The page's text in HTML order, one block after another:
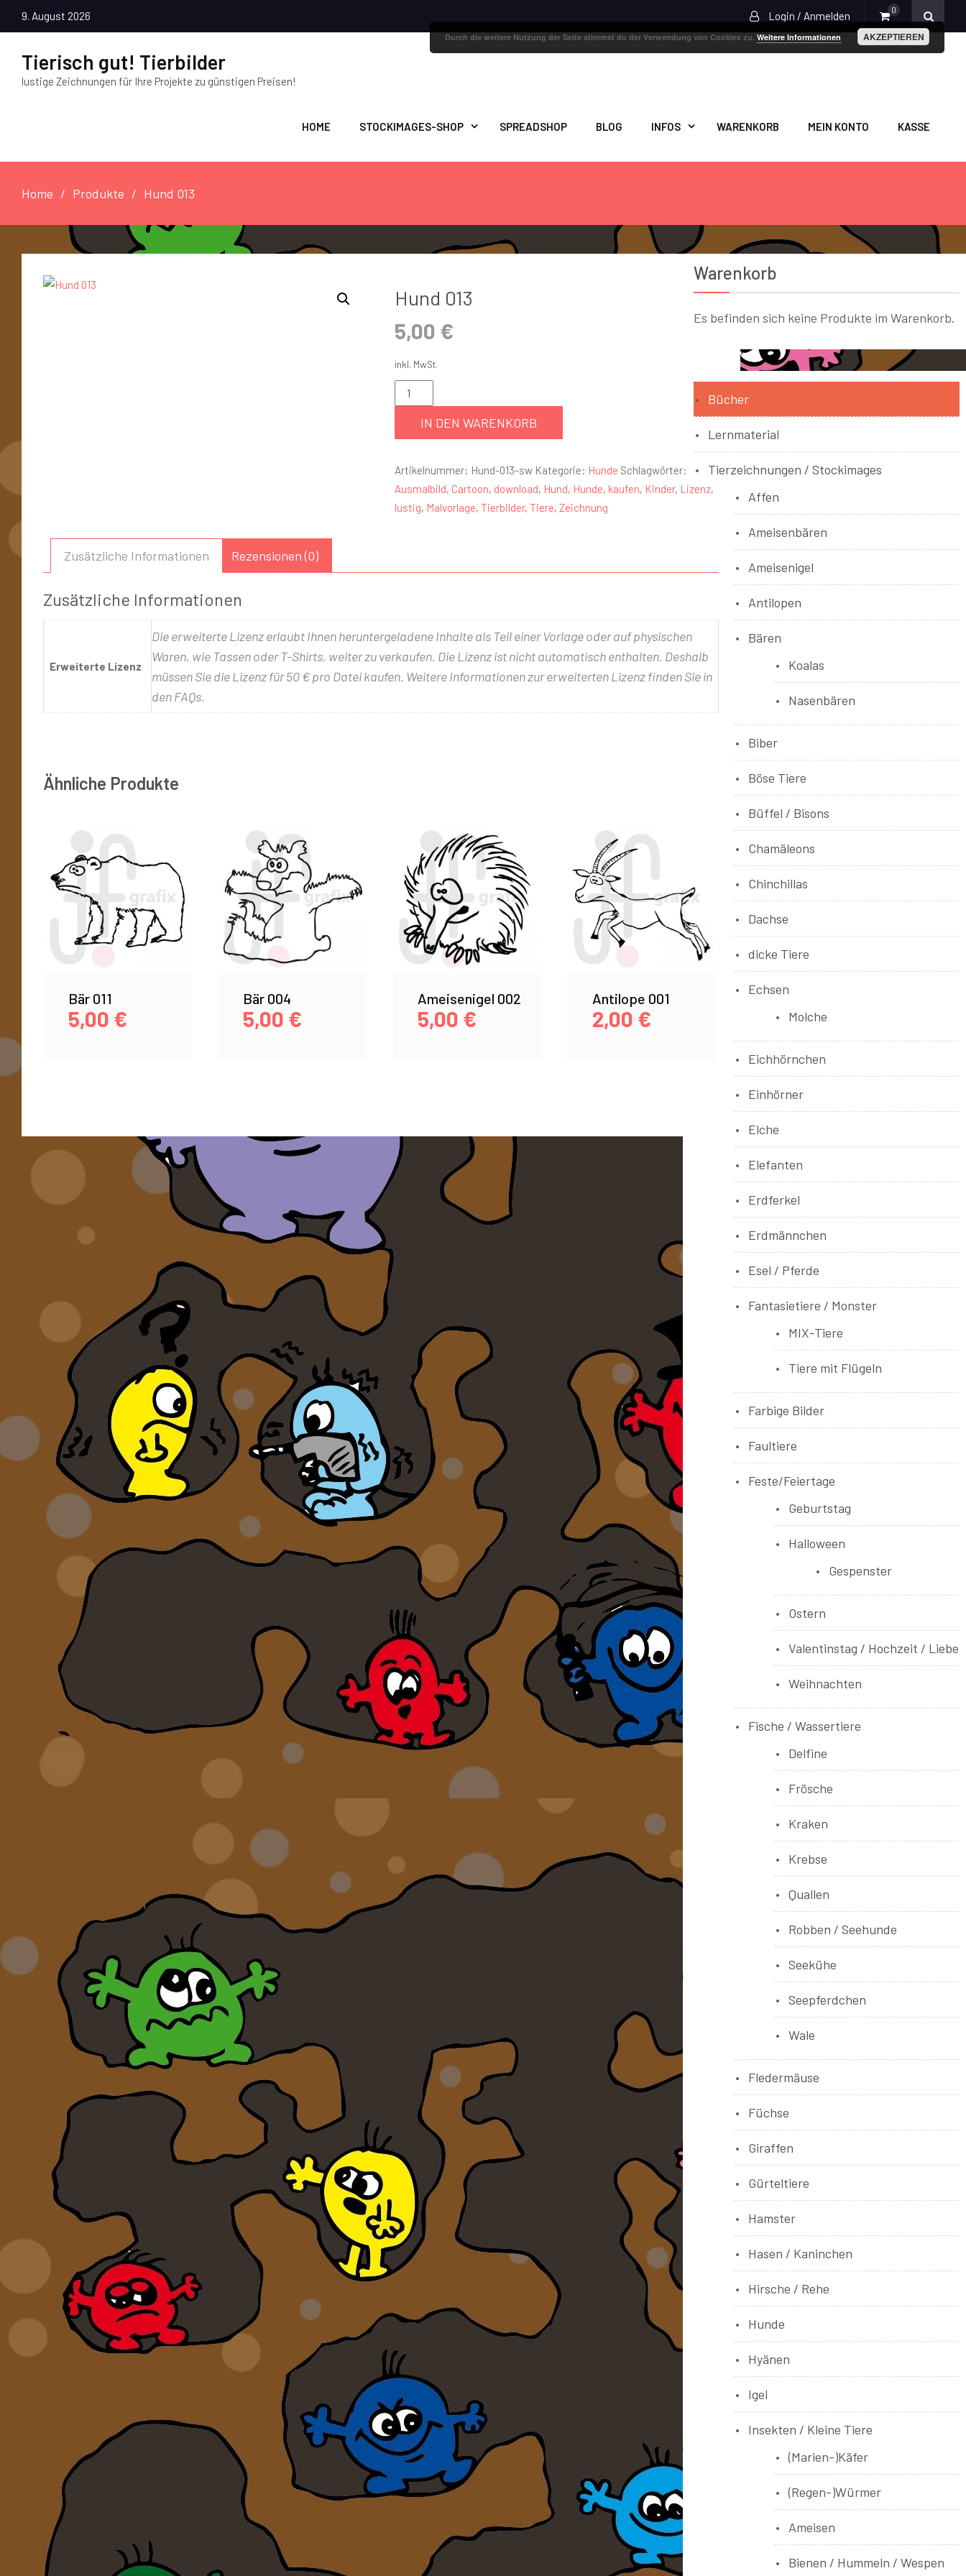
9. August 2026 Login / Anmelden 0
Tierisch gut! Tierbilder
lustige Zeichnungen für Ihre Projekte zu günstigen Preisen!
HOME STOCKIMAGES-SHOP SPREADSHOP BLOG INFOS WARENKORB MEIN KONTO KASSE
Home Produkte Hund 013
Hund 013
5,00 €
inkl. MwSt.
IN DEN WARENKORB
Artikelnummer: Hund-013-sw Kategorie: Hunde Schlagwörter:
Ausmalbild, Cartoon, download, Hund, Hunde, kaufen, Kinder, Lizenz,
lustig, Malvorlage, Tierbilder, Tiere, Zeichnung
Zusätzliche Informationen Rezensionen (0)
Zusätzliche Informationen
Erweiterte Lizenz
Die erweiterte Lizenz erlaubt Ihnen heruntergeladene Inhalte als Teil einer Vorlage oder auf physischen
Waren, wie Tassen oder T-Shirts, weiter zu verkaufen. Die Lizenz ist nicht automatisch enthalten. Deshalb
müssen Sie die Lizenz für 50 € pro Datei kaufen. Weitere Informationen zur erweiterten Lizenz finden Sie in
den FAQs.
Ähnliche Produkte
Bär 011
5,00 €
Bär 004
5,00 €
Ameisenigel 002
5,00 €
Antilope 001
2,00 €
Warenkorb
Es befinden sich keine Produkte im Warenkorb.
Bücher
Lernmaterial
Tierzeichnungen / Stockimages
Affen
Ameisenbären
Ameisenigel
Antilopen
Bären
Koalas
Nasenbären
Biber
Böse Tiere
Büffel / Bisons
Chamäleons
Chinchillas
Dachse
dicke Tiere
Echsen
Molche
Eichhörnchen
Einhörner
Elche
Elefanten
Erdferkel
Erdmännchen
Esel / Pferde
Fantasietiere / Monster
MIX-Tiere
Tiere mit Flügeln
Farbige Bilder
Faultiere
Feste/Feiertage
Geburtstag
Halloween
Gespenster
Ostern
Valentinstag / Hochzeit / Liebe
Weihnachten
Fische / Wassertiere
Delfine
Frösche
Kraken
Krebse
Quallen
Robben / Seehunde
Seekühe
Seepferdchen
Wale
Fledermäuse
Füchse
Giraffen
Gürteltiere
Hamster
Hasen / Kaninchen
Hirsche / Rehe
Hunde
Hyänen
Igel
Insekten / Kleine Tiere
(Marien-)Käfer
(Regen-)Würmer
Ameisen
Bienen / Hummeln / Wespen
Durch die weitere Nutzung der Seite stimmst du der Verwendung von Cookies zu. Weitere Informationen AKZEPTIEREN